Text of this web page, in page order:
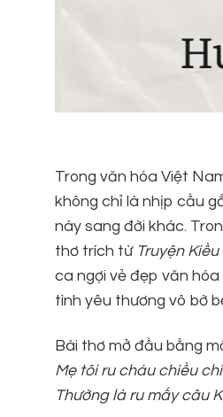
Trong văn hóa Việt
không chỉ là nhịp cầu
này sang đời khác.
thơ trích từ Truyện Kiều
ca ngợi vẻ đẹp văn
tình yêu thương vô bờ
Bài thơ mở đầu bằng
Mẹ tôi ru cháu chiều
Thường là ru mấy câu